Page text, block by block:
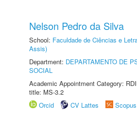
Nelson Pedro da Silva
School: Faculdade de Ciências e
Assis)
Department: DEPARTAMENTO DE
SOCIAL
Academic Appointment Category:
title: MS-3.2
Orcid
CV Lattes
Scopus